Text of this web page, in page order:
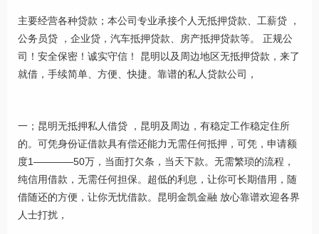
主要经营各种贷款；本公司专业承接个人无抵押贷款、工薪贷 ，
公务员贷 ，企业贷，汽车抵押贷款、房产抵押贷款等。 正规公
司！安全保密！诚实守信！ 昆明以及周边地区无抵押贷款，来了
就借，手续简单、方便、快捷。靠谱的私人贷款公司，
一；昆明无抵押私人借贷 ，昆明及周边，有稳定工作稳定住所
的。可凭身份证借款具有偿还能力无需任何抵押，可凭，申请额
度1————50万，当面打欠条，当天下款。无需繁琐的流程，
纯信用借款，无需任何担保。超低的利息，让你可长期借用，随
借随还的方便，让你无忧借款。昆明金凯金融 放心靠谱欢迎各界
人士打扰，